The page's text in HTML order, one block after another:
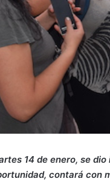
14 de enero, se
contará con